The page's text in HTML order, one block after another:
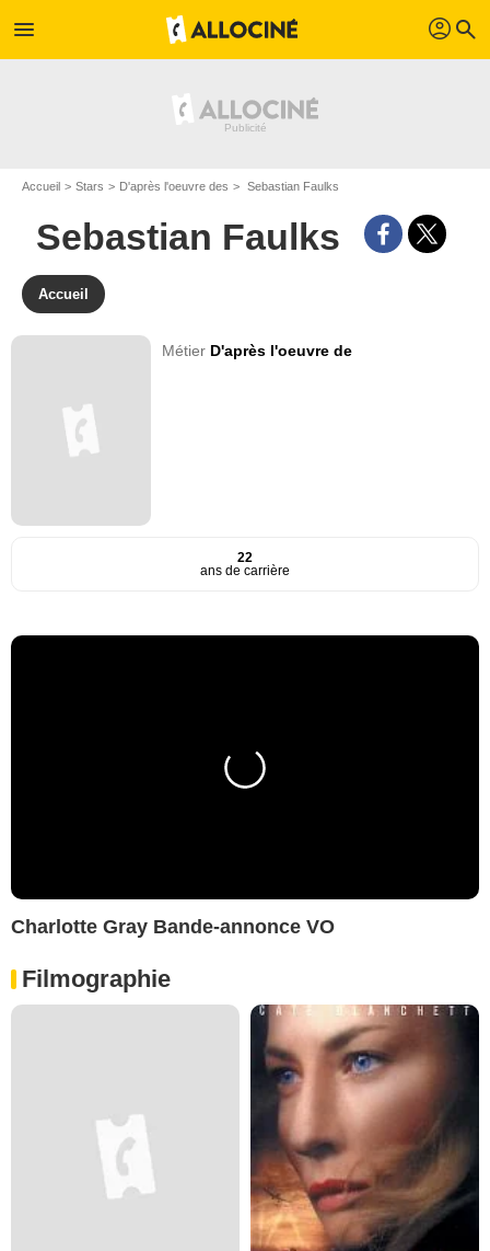
menu profil search
Accueil Stars D'après l'oeuvre des Sebastian Faulks
Sebastian Faulks
Accueil
Métier D'après l'oeuvre de
22
ans de carrière
Charlotte Gray Bande-annonce VO
Filmographie